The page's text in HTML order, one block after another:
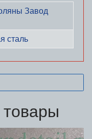
Завод
сталь